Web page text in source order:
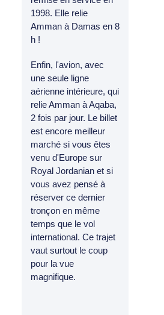
1998. Elle relie
Amman à Damas en 8
h !
Enfin, l'avion, avec
une seule ligne
aérienne intérieure, qui
relie Amman à Aqaba,
2 fois par jour. Le billet
est encore meilleur
marché si vous êtes
venu d'Europe sur
Royal Jordanian et si
vous avez pensé à
réserver ce dernier
tronçon en même
temps que le vol
international. Ce trajet
vaut surtout le coup
pour la vue
magnifique.